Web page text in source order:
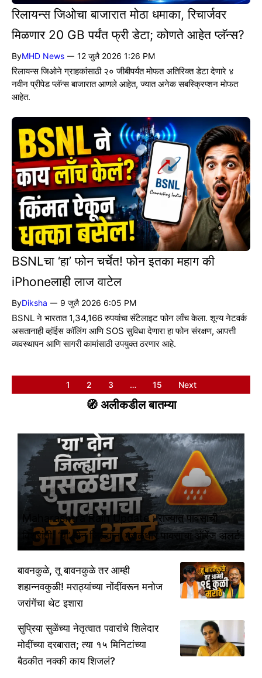
रिलायन्स जिओचा बाजारात मोठा धमाका, रिचार्जवर
मिळणार 20 GB पर्यंत फ्री डेटा; कोणते आहेत प्लॅन्स?
ByMHD News — 12 जुलै 2026 1:26 PM
रिलायन्स जिओने ग्राहकांसाठी २० जीबीपर्यंत मोफत अतिरिक्त डेटा देणारे ४
नवीन प्रीपेड प्लॅन्स बाजारात आणले आहेत, ज्यात अनेक सबस्क्रिप्शन मोफत
आहेत.
BSNLचा ‘हा’ फोन चर्चेत! फोन इतका महाग की
iPhoneलाही लाज वाटेल
ByDiksha — 9 जुलै 2026 6:05 PM
BSNL ने भारतात 1,34,166 रुपयांचा सॅटेलाइट फोन लाँच केला. शून्य नेटवर्क
असतानाही व्हॉईस कॉलिंग आणि SOS सुविधा देणारा हा फोन संरक्षण, आपत्ती
व्यवस्थापन आणि सागरी कामांसाठी उपयुक्त ठरणार आहे.
1 2 3 … 15 Next
🧭 अलीकडील बातम्या
Maharashtra Rain Update : राज्यात पावसाची
विश्रांती; ‘या’ दोन जिल्ह्यांना मुसळधार पावसाचा ऑरेंज अलर्ट
बावनकुळे, तू बावनकुळे तर आम्ही
शहान्नवकुळी! मराठ्यांच्या नोंदींवरून मनोज
जरांगेंचा थेट इशारा
सुप्रिया सुळेंच्या नेतृत्वात पवारांचे शिलेदार
मोदींच्या दरबारात; त्या १५ मिनिटांच्या
बैठकीत नक्की काय शिजलं?